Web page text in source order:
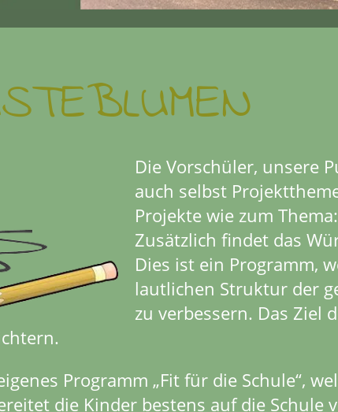
Die Vorschüler, unsere
auch selbst
Projekte wie zum
Zusätzlich findet das
Dies ist ein Programm,
lautlichen Struktur der
zu verbessern. Das Ziel
Programm „Fit für die Schule“,
die Kinder bestens auf die